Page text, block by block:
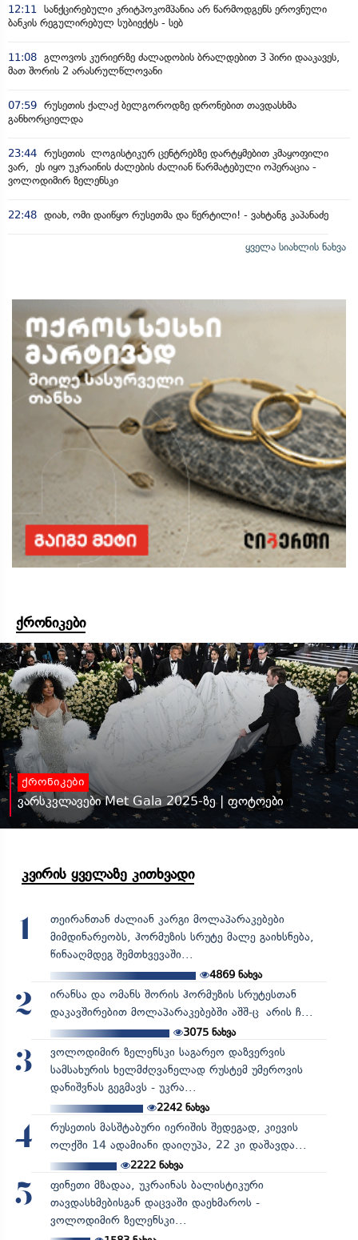
12:11 სანქცირებული კრიტპოკომპანია არ წარმოდგენს ეროვნული
ბანკის რეგულირებულ სუბიექტს - სებ
11:08 გლოვოს კურიერზე ძალადობის ბრალდებით 3 პირი დააკავეს,
მათ შორის 2 არასრულწლოვანი
07:59 რუსეთის ქალაქ ბელგოროდზე დრონებით თავდასხმა
განხორციელდა
23:44 რუსეთის ლოგისტიკურ ცენტრებზე დარტყმებით კმაყოფილი
ვარ, ეს იყო უკრაინის ძალების ძალიან წარმატებული ოპერაცია -
ვოლოდიმირ ზელენსკი
22:48 დიახ, ომი დაიწყო რუსეთმა და წერტილი! - ვახტანგ კაპანაძე
ყველა სიახლის ნახვა
ქრონიკები
ქრონიკები
ვარსკვლავები Met Gala 2025-ზე | ფოტოები
კვირის ყველაზე კითხვადი
1
თეირანთან ძალიან კარგი მოლაპარაკებები
მიმდინარეობს, ჰორმუზის სრუტე მალე გაიხსნება,
წინააღმდეგ შემთხვევაში...
4869 ნახვა
2
ირანსა და ომანს შორის ჰორმუზის სრუტესთან
დაკავშირებით მოლაპარაკებებში აშშ-ც არის ჩ...
3075ნახვა
3
ვოლოდიმირ ზელენსკი საგარეო დაზვერვის
სამსახურის ხელმძღვანელად რუსტემ უმეროვის
დანიშვნას გეგმავს - უკრა...
2242ნახვა
4
რუსეთის მასშტაბური იერიშის შედეგად, კიევის
ოლქში 14 ადამიანი დაიღუპა, 22 კი დაშავდა...
2222ნახვა
5
ფინეთი მზადაა, უკრაინას ბალისტიკური
თავდასხმებისგან დაცვაში დაეხმაროს -
ვოლოდიმირ ზელენსკი...